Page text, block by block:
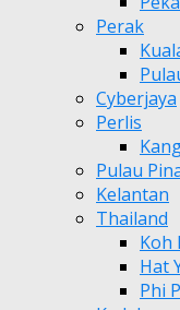
Perak
Cyberjaya
Perlis
Pulau
Kelantan
Thailand
Koh
Hat
Phi